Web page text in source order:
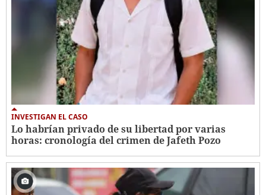
INVESTIGAN EL CASO
Lo habrían privado de su libertad por varias
horas: cronología del crimen de Jafeth Pozo